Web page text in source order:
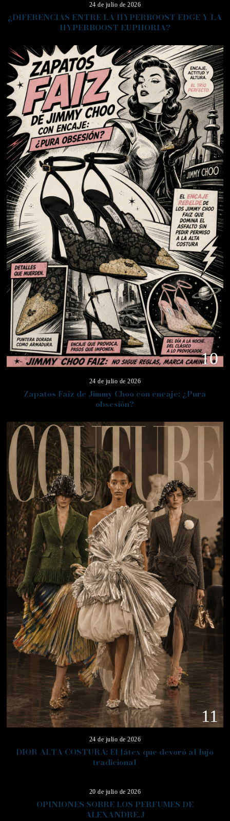
24 de julio de 2026
¿DIFERENCIAS ENTRE LA HYPERBOOST EDGE Y LA
HYPERBOOST EUPHORIA?
10
24 de julio de 2026
Zapatos Faiz de Jimmy Choo con encaje: ¿Pura
obsesión?
11
24 de julio de 2026
DIOR ALTA COSTURA: El látex que devoró al lujo
tradicional
20 de julio de 2026
OPINIONES SOBRE LOS PERFUMES DE
ALEXANDRE.J